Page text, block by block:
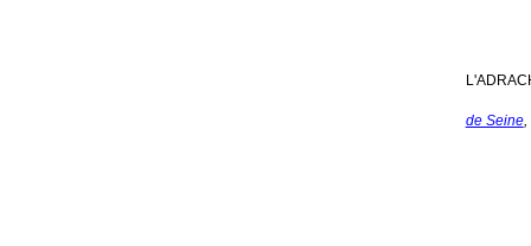
de Seine,